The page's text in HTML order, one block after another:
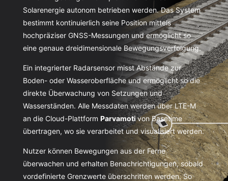
Solarenergie autonom betrieben werden. Das System
bestimmt kontinuierlich seine Position mittels
hochpräziser GNSS-Messungen und ermöglicht so
eine genaue dreidimensionale Bewegungsverfolgung.
Ein integrierter Radarsensor misst Abstände zur
Boden- oder Wasseroberfläche und ermöglicht so die
direkte Überwachung von Setzungen und
Wasserständen. Alle Messdaten werden über LTE-M
an die Cloud-Plattform Parvamotivon Basetime
übertragen, wo sie verarbeitet und visualisiert werden.
Nutzer können Bewegungen aus der Ferne
überwachen und erhalten Benachrichtigungen, sobald
vordefinierte Grenzwerte überschritten werden. So